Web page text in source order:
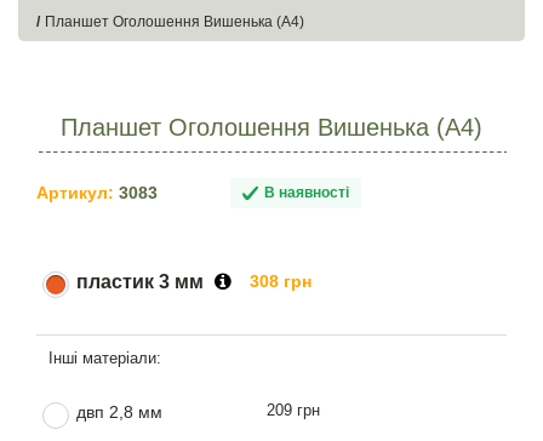
Планшет Оголошення Вишенька (А4)
Планшет Оголошення Вишенька (А4)
Артикул: 3083 В наявності
пластик 3 мм 308 грн
двп 2,8 мм 209 грн